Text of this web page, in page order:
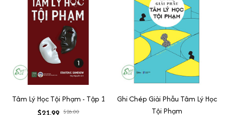
Tâm Lý Học Tội Phạm - Tập 1
$21.99 $26.00
Ghi Chép Giải Phẫu Tâm Lý Học
Tội Phạm